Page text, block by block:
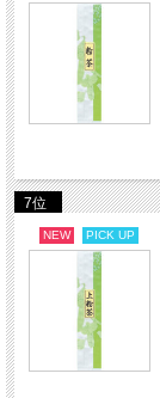
7位
NEW PICK UP